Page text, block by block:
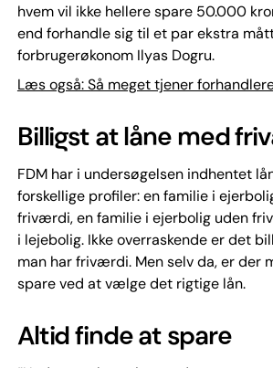
hvem vil ikke hellere spare 50.000
end forhandle sig til et par ekstra
forbrugerøkonom Ilyas Dogru.
Læs også: Så meget tjener
Billigst at låne med
FDM har i undersøgelsen indhentet
forskellige profiler: en familie i
friværdi, en familie i ejerbolig uden
i lejebolig. Ikke overraskende er det
man har friværdi. Men selv da, er der
spare ved at vælge det rigtige lån.
Altid finde at spare